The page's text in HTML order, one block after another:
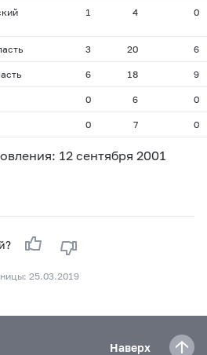
1 4 0
3 20 6
6 18 9
0 6 0
0 7 0
12 сентября 2001
25.03.2019
Наверх